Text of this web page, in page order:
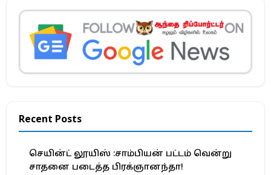
Recent Posts
செயின்ட் லூயிஸ் :சாம்பியன் பட்டம் வென்று
சாதனை படைத்த பிரக்ஞானந்தா!